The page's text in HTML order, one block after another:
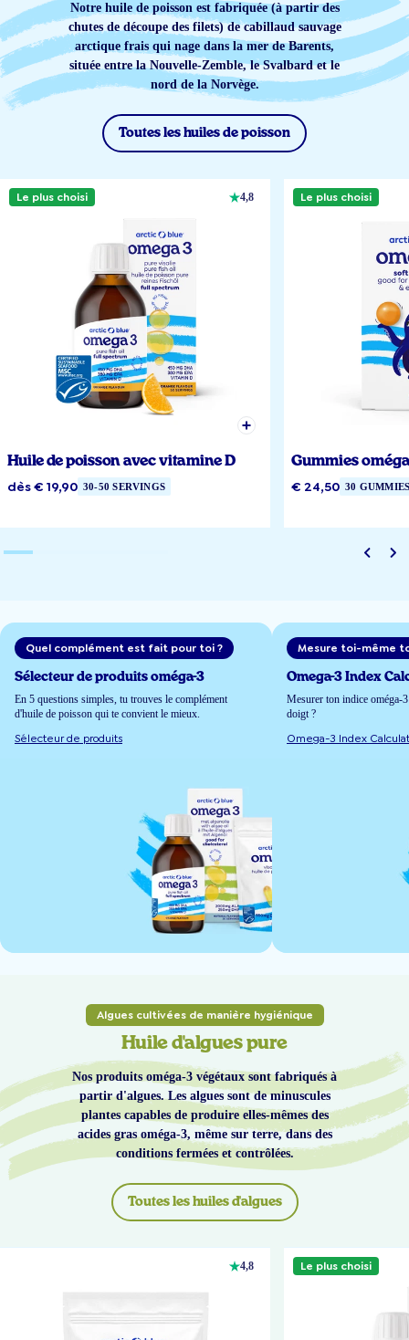
Notre huile de poisson est fabriquée (à partir des
chutes de découpe des filets) de cabillaud sauvage
arctique frais qui nage dans la mer de Barents,
située entre la Nouvelle-Zemble, le Svalbard et le
nord de la Norvège.
Toutes les huiles de poisson
Le plus choisi 4,8
Huile de poisson avec vitamine D
dès € 19,90 30-50 SERVINGS
Le plus choisi
Gummies
€ 24,50 30
Quel complément est fait pour toi ?
Sélecteur de produits oméga-3
En 5 questions simples, tu trouves le complément
d'huile de poisson qui te convient le mieux.
Sélecteur de produits
Omega-3 Index
Mesurer ton indice oméga-
doigt ?
Omega-3 Index
Algues cultivées de manière hygiénique
Huile d'algues pure
Nos produits oméga-3 végétaux sont fabriqués à
partir d'algues. Les algues sont de minuscules
plantes capables de produire elles-mêmes des
acides gras oméga-3, même sur terre, dans des
conditions fermées et contrôlées.
Toutes les huiles d'algues
4,8 Le plus choisi